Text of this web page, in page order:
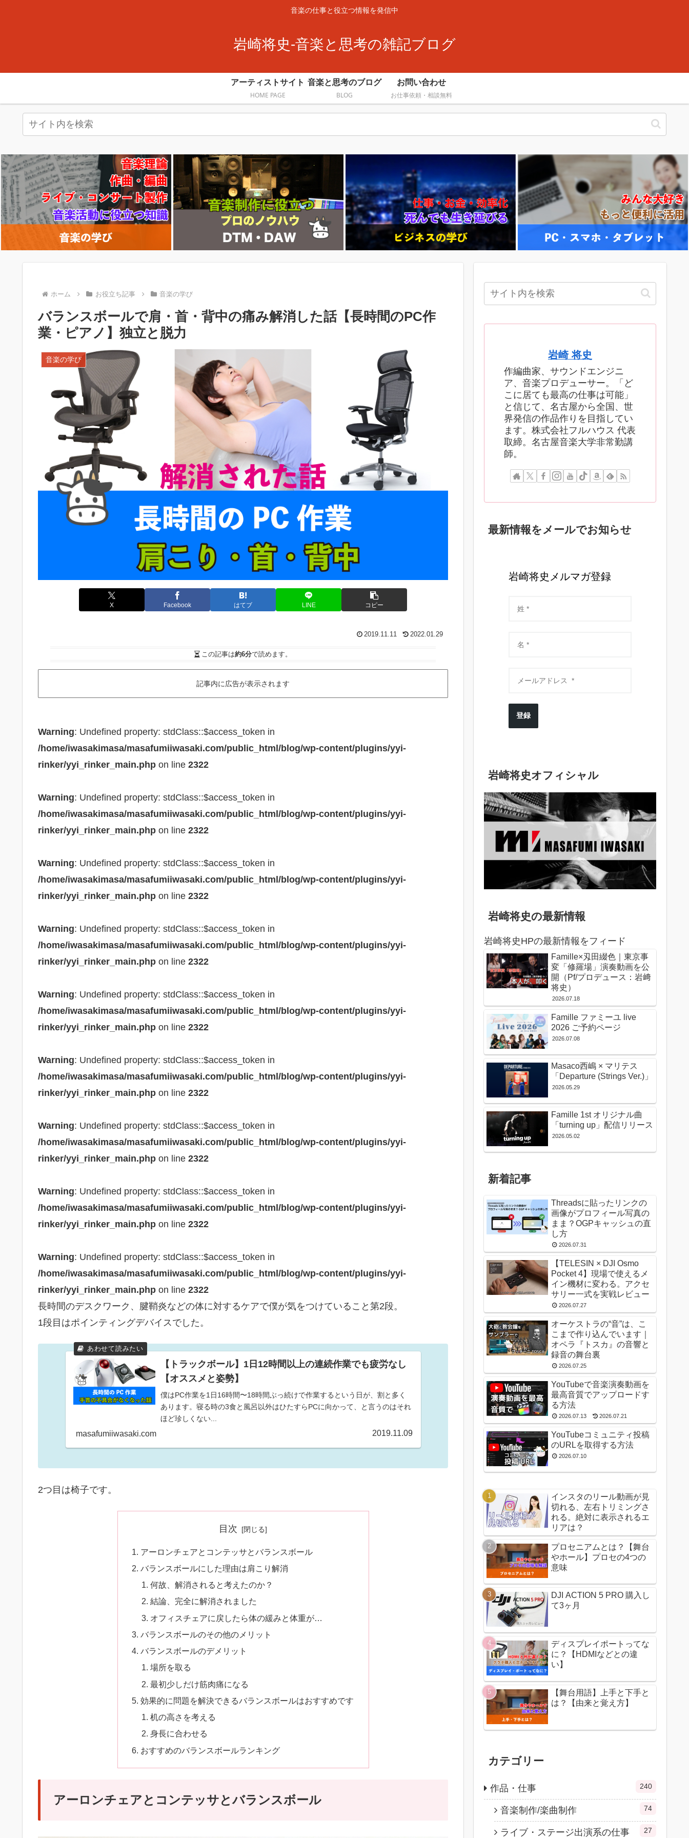
音楽の仕事と役立つ情報を発信中
岩崎将史-音楽と思考の雑記ブログ
アーティストサイト
HOME PAGE
音楽と思考のブログ
BLOG
お問い合わせ
お仕事依頼・相談無料
ホーム お役立ち記事 音楽の学び
バランスボールで肩・首・背中の痛み解消した話【長時間のPC作
業・ピアノ】独立と脱力
音楽の学び
X Facebook はてブ LINE コピー
2019.11.11 2022.01.29
この記事は約6分で読めます。
記事内に広告が表示されます
Warning: Undefined property: stdClass::$access_token in
/home/iwasakimasa/masafumiiwasaki.com/public_html/blog/wp-content/plugins/yyi-
rinker/yyi_rinker_main.php on line 2322
Warning: Undefined property: stdClass::$access_token in
/home/iwasakimasa/masafumiiwasaki.com/public_html/blog/wp-content/plugins/yyi-
rinker/yyi_rinker_main.php on line 2322
Warning: Undefined property: stdClass::$access_token in
/home/iwasakimasa/masafumiiwasaki.com/public_html/blog/wp-content/plugins/yyi-
rinker/yyi_rinker_main.php on line 2322
Warning: Undefined property: stdClass::$access_token in
/home/iwasakimasa/masafumiiwasaki.com/public_html/blog/wp-content/plugins/yyi-
rinker/yyi_rinker_main.php on line 2322
Warning: Undefined property: stdClass::$access_token in
/home/iwasakimasa/masafumiiwasaki.com/public_html/blog/wp-content/plugins/yyi-
rinker/yyi_rinker_main.php on line 2322
Warning: Undefined property: stdClass::$access_token in
/home/iwasakimasa/masafumiiwasaki.com/public_html/blog/wp-content/plugins/yyi-
rinker/yyi_rinker_main.php on line 2322
Warning: Undefined property: stdClass::$access_token in
/home/iwasakimasa/masafumiiwasaki.com/public_html/blog/wp-content/plugins/yyi-
rinker/yyi_rinker_main.php on line 2322
Warning: Undefined property: stdClass::$access_token in
/home/iwasakimasa/masafumiiwasaki.com/public_html/blog/wp-content/plugins/yyi-
rinker/yyi_rinker_main.php on line 2322
Warning: Undefined property: stdClass::$access_token in
/home/iwasakimasa/masafumiiwasaki.com/public_html/blog/wp-content/plugins/yyi-
rinker/yyi_rinker_main.php on line 2322
長時間のデスクワーク、腱鞘炎などの体に対するケアで僕が気をつけていること第2段。
1段目はポインティングデバイスでした。
【トラックボール】1日12時間以上の連続作業でも疲労なし
【オススメと姿勢】
僕はPC作業を1日16時間〜18時間ぶっ続けで作業するという日が、割と多く
あります。寝る時の3食と風呂以外はひたすらPCに向かって、と言うのはそれ
ほど珍しくない...
masafumiiwasaki.com 2019.11.09
2つ目は椅子です。
目次
アーロンチェアとコンテッサとバランスボール
バランスボールにした理由は肩こり解消
何故、解消されると考えたのか？
結論、完全に解消されました
オフィスチェアに戻したら体の緩みと体重が…
バランスボールのその他のメリット
バランスボールのデメリット
場所を取る
最初少しだけ筋肉痛になる
効果的に問題を解決できるバランスボールはおすすめです
机の高さを考える
身長に合わせる
おすすめのバランスボールランキング
アーロンチェアとコンテッサとバランスボール
岩崎 将史
作編曲家、サウンドエンジニ
ア、音楽プロデューサー。「ど
こに居ても最高の仕事は可能」
と信じて、名古屋から全国、世
界発信の作品作りを目指してい
ます。株式会社フルハウス 代表
取締。名古屋音楽大学非常勤講
師。
最新情報をメールでお知らせ
岩崎将史メルマガ登録
登録
岩崎将史オフィシャル
岩崎将史の最新情報
岩崎将史HPの最新情報をフィード
Famille×刄田綴色｜東京事
変「修羅場」演奏動画を公
開（Pf/プロデュース：岩﨑
将史）
2026.07.18
Famille ファミーユ live
2026 ご予約ページ
2026.07.08
Masaco西嶋 × マリテス
「Departure (Strings Ver.)」
2026.05.29
Famille 1st オリジナル曲
「turning up」配信リリース
2026.05.02
新着記事
Threadsに貼ったリンクの
画像がプロフィール写真の
まま？OGPキャッシュの直
し方
2026.07.31
【TELESIN × DJI Osmo
Pocket 4】現場で使えるメ
イン機材に変わる。アクセ
サリー一式を実戦レビュー
2026.07.27
オーケストラの“音”は、こ
こまで作り込んでいます｜
オペラ『トスカ』の音響と
録音の舞台裏
2026.07.25
YouTubeで音楽演奏動画を
最高音質でアップロードす
る方法
2026.07.13 2026.07.21
YouTubeコミュニティ投稿
のURLを取得する方法
2026.07.10
インスタのリール動画が見
切れる、左右トリミングさ
れる。絶対に表示されるエ
リアは？
プロセニアムとは？【舞台
やホール】プロセの4つの
意味
DJI ACTION 5 PRO 購入し
て3ヶ月
ディスプレイポートってな
に？【HDMIなどとの違
い】
【舞台用語】上手と下手と
は？【由来と覚え方】
カテゴリー
作品・仕事 240
音楽制作/楽曲制作 74
ライブ・ステージ出演系の仕事 27